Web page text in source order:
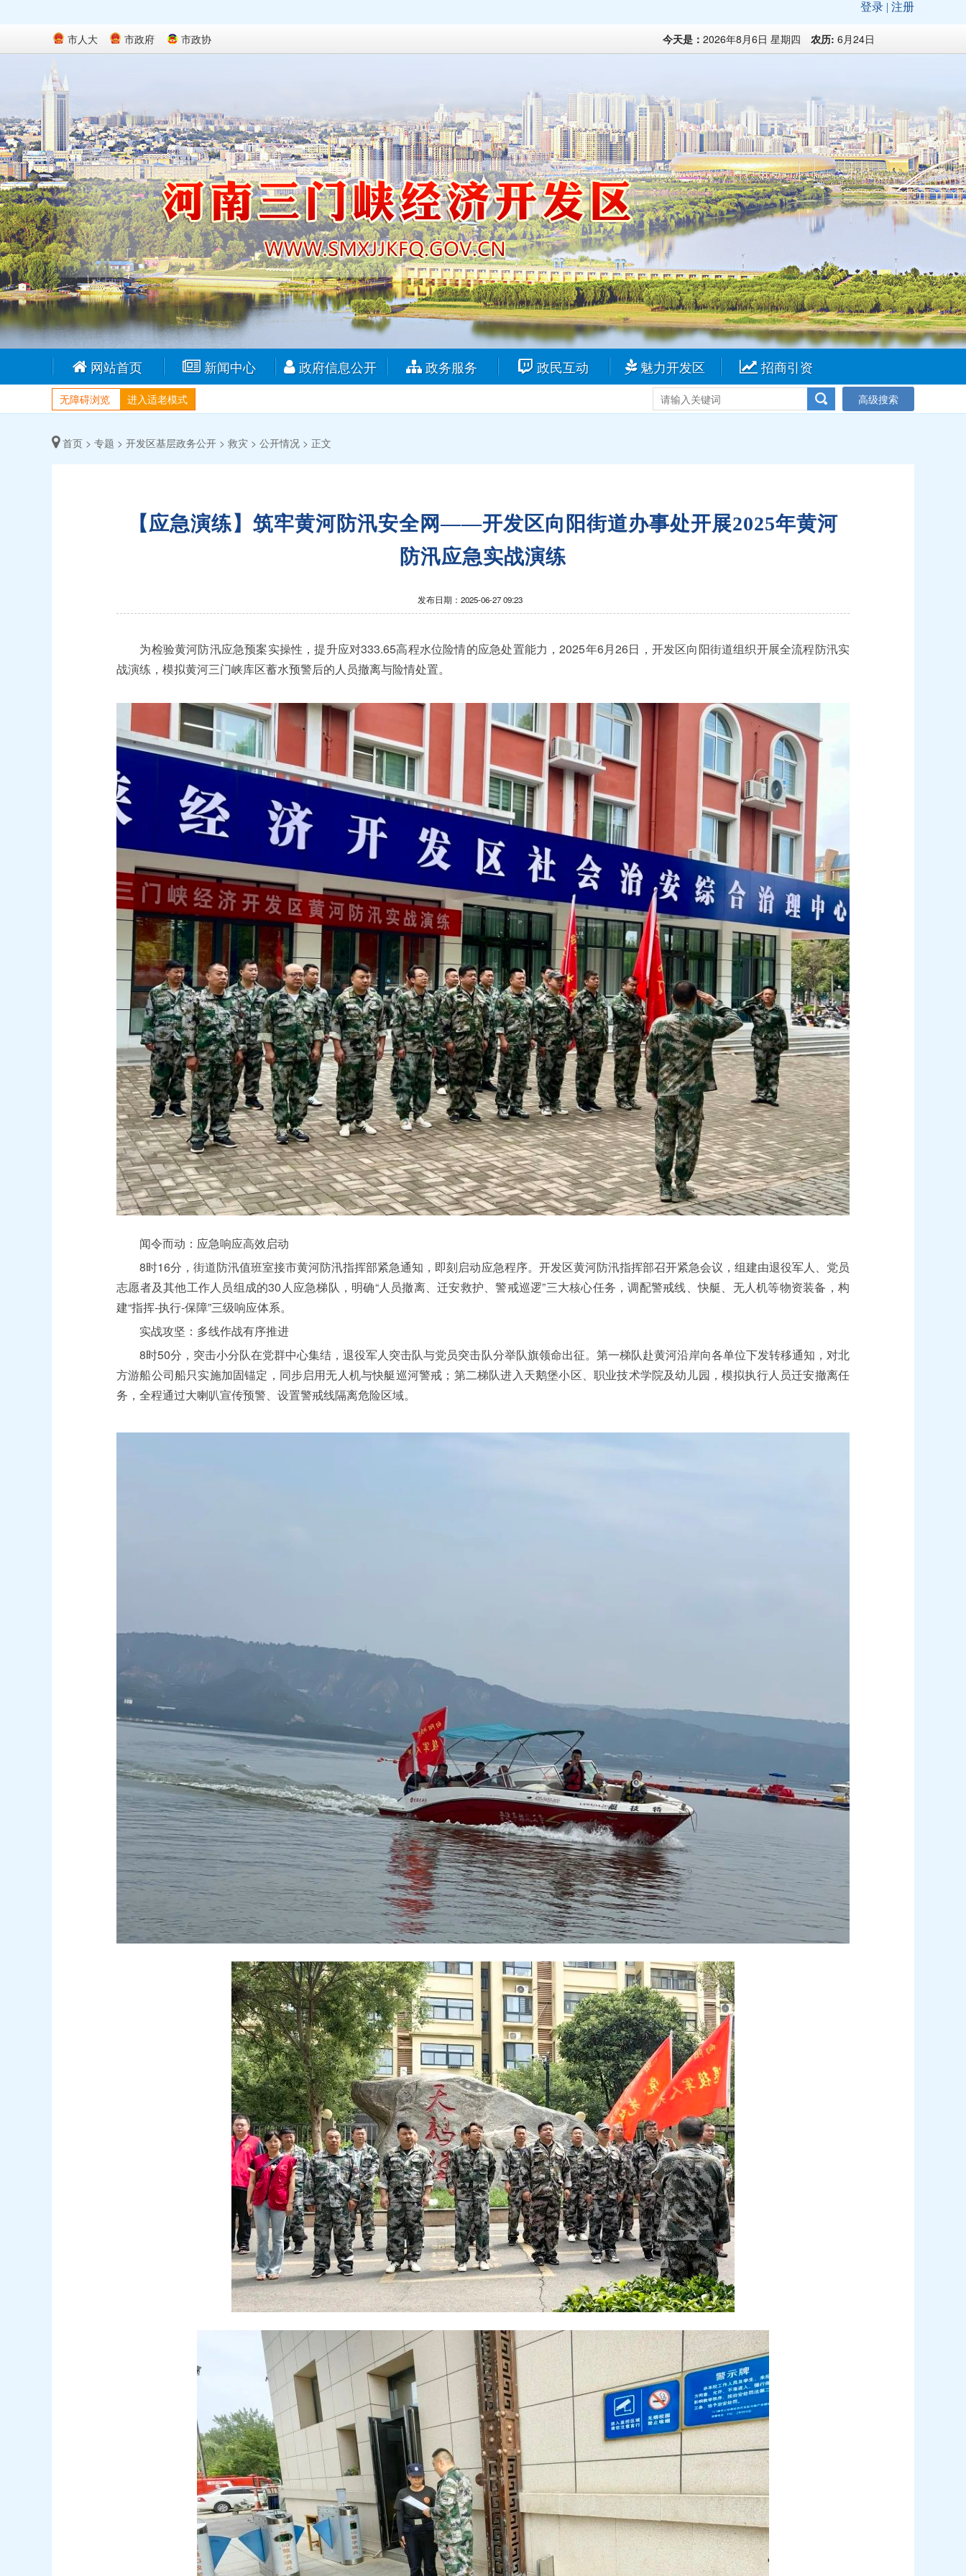
市人大 市政府 市政协 今天是： 2026年8月6日 星期四 农历: 6月24日
网站首页 新闻中心 政府信息公开 政务服务 政民互动 魅力开发区 招商引资
无障碍浏览 进入适老模式 高级搜索
首页 > 专题 > 开发区基层政务公开 > 救灾 > 公开情况 > 正文
【应急演练】筑牢黄河防汛安全网——开发区向阳街道办事处开展2025年黄河
防汛应急实战演练
发布日期：2025-06-27 09:23
为检验黄河防汛应急预案实操性，提升应对333.65高程水位险情的应急处置能力，2025年6月26日，开发区向阳街道组织开展全流程防汛实
战演练，模拟黄河三门峡库区蓄水预警后的人员撤离与险情处置。
闻令而动：应急响应高效启动
8时16分，街道防汛值班室接市黄河防汛指挥部紧急通知，即刻启动应急程序。开发区黄河防汛指挥部召开紧急会议，组建由退役军人、党员
志愿者及其他工作人员组成的30人应急梯队，明确“人员撤离、迁安救护、警戒巡逻”三大核心任务，调配警戒线、快艇、无人机等物资装备，构
建“指挥-执行-保障”三级响应体系。
实战攻坚：多线作战有序推进
8时50分，突击小分队在党群中心集结，退役军人突击队与党员突击队分举队旗领命出征。第一梯队赴黄河沿岸向各单位下发转移通知，对北
方游船公司船只实施加固锚定，同步启用无人机与快艇巡河警戒；第二梯队进入天鹅堡小区、职业技术学院及幼儿园，模拟执行人员迁安撤离任
务，全程通过大喇叭宣传预警、设置警戒线隔离危险区域。